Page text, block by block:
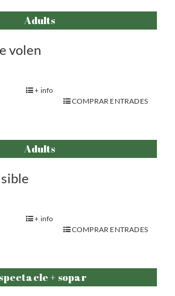
Adults
volen
+ info
COMPRAR ENTRADES
Adults
+ info
COMPRAR ENTRADES
+ sopar